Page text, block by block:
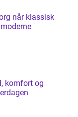
komfort og